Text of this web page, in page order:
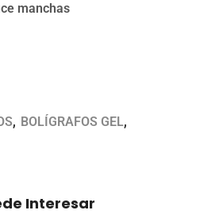
manchas
, BOLÍGRAFOS GEL,
Interesar